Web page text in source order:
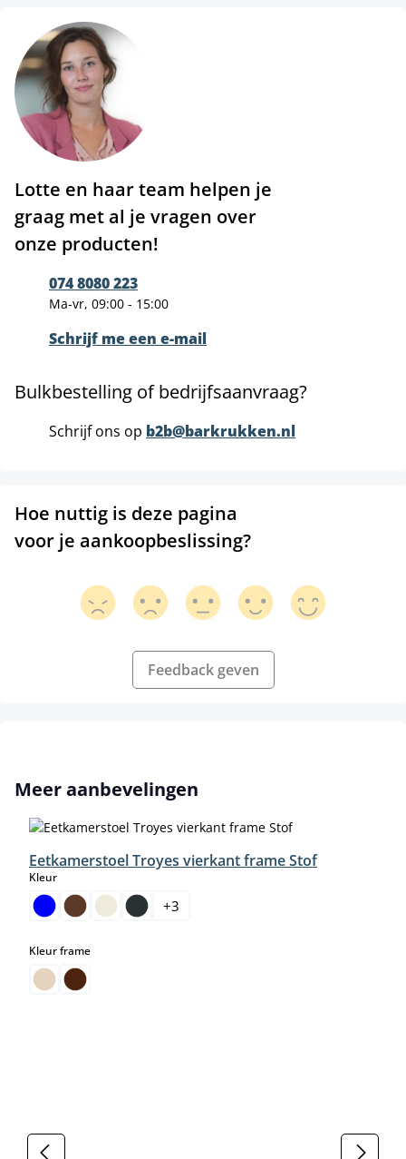
Lotte en haar team helpen je
graag met al je vragen over
onze producten!
074 8080 223
Ma-vr, 09:00 - 15:00
Schrijf me een e-mail
Bulkbestelling of bedrijfsaanvraag?
Schrijf ons op b2b@barkrukken.nl
Hoe nuttig is deze pagina
voor je aankoopbeslissing?
Feedback geven
Productgalerij overslaan
Meer aanbevelingen
Eetkamerstoel Troyes vierkant frame Stof
Kleurselect
+3
Kleur frameselect